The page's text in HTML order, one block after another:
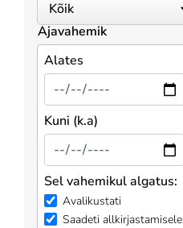
Ajavahemik
Alates
Kuni (k.a)
Sel vahemikul algatus:
Avalikustati
Saadeti allkirjastamisele